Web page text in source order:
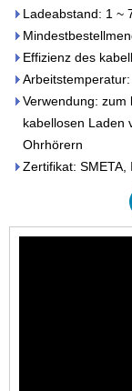
Ladeabstand: 1 ~
Effizienz des
Verwendung: zum
kabellosen Laden
Ohrhörern
Zertifikat: SMETA,